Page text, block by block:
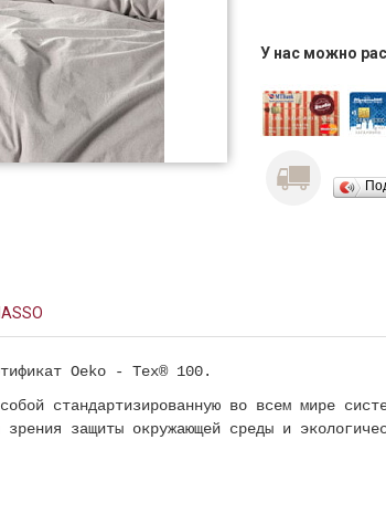
У нас можно
Oeko - Tex® 100.
стандартизированную во всем мире
защиты окружающей среды и